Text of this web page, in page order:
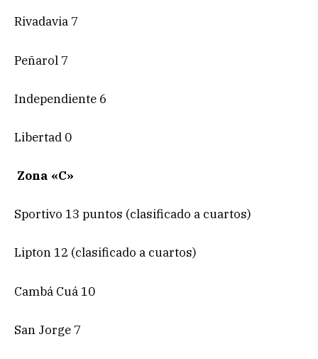
Rivadavia 7
Peñarol 7
Independiente 6
Libertad 0
Zona «C»
Sportivo 13 puntos (clasificado a cuartos)
Lipton 12 (clasificado a cuartos)
Cambá Cuá 10
San Jorge 7